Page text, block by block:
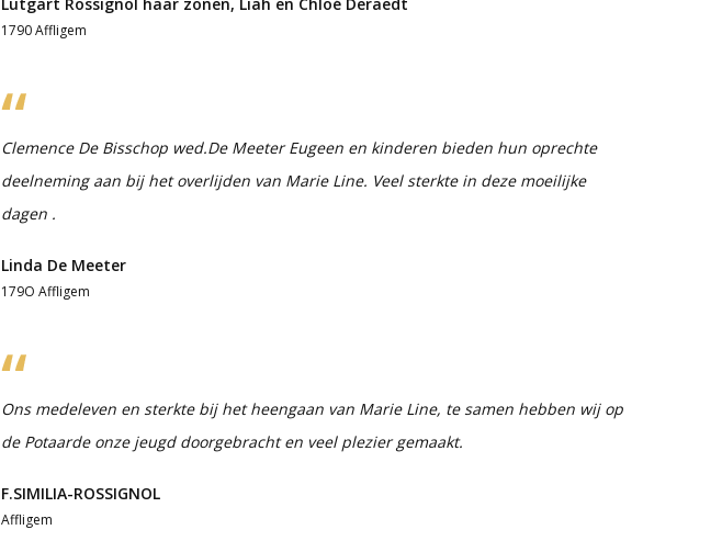
1790 Affligem
Clemence De Bisschop wed.De Meeter Eugeen en kinderen bieden hun oprechte
deelneming aan bij het overlijden van Marie Line. Veel sterkte in deze moeilijke
dagen .
Linda De Meeter
179O Affligem
Ons medeleven en sterkte bij het heengaan van Marie Line, te samen hebben wij op
de Potaarde onze jeugd doorgebracht en veel plezier gemaakt.
F.SIMILIA-ROSSIGNOL
Affligem